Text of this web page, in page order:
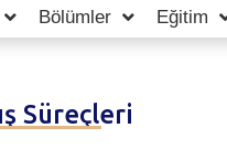
Bölümler Eğitim
Süreçleri